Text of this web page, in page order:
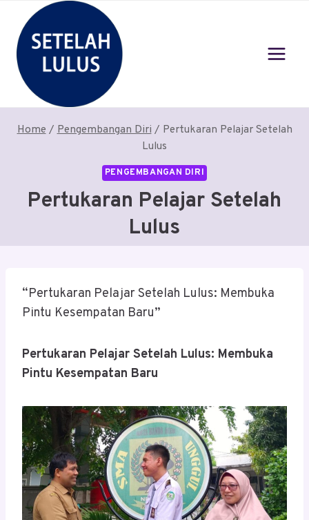
content
Home / Pengembangan Diri / Pertukaran Pelajar Setelah
Lulus
PENGEMBANGAN DIRI
Pertukaran Pelajar Setelah
Lulus
“Pertukaran Pelajar Setelah Lulus: Membuka
Pintu Kesempatan Baru”
Pertukaran Pelajar Setelah Lulus: Membuka
Pintu Kesempatan Baru